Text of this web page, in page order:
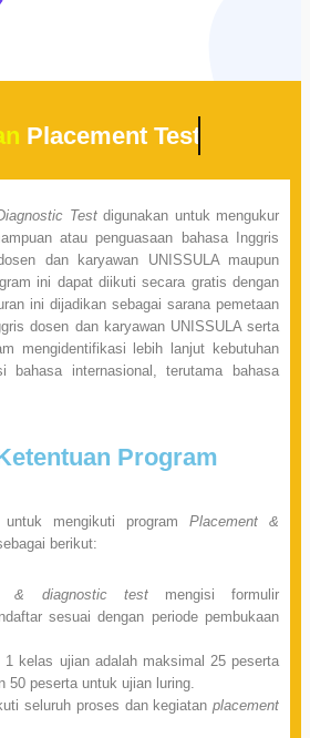
Placement Test
Testdigunakan untuk mengukur
atau penguasaan bahasa Inggris
dan karyawan UNISSULA maupun
ini dapat diikuti secara gratis dengan
ini dijadikan sebagai sarana pemetaan
dosen dan karyawan UNISSULA serta
mengidentifikasi lebih lanjut kebutuhan
bahasa internasional, terutama bahasa
Program
mengikuti program Placement &
berikut:
& diagnostic testmengisi formulir
sesuai dengan periode pembukaan
1 kelas ujian adalah maksimal 25 peserta
50 peserta untuk ujian luring.
seluruh proses dan kegiatan placement